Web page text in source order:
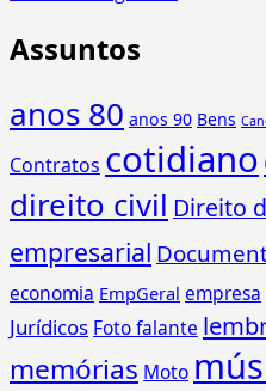
Assuntos
anos 80 anos 90 Bens
Contratos cotidiano
direito civil Direito
empresarial
economia EmpGeral empresa
Jurídicos Foto falante
memórias Moto